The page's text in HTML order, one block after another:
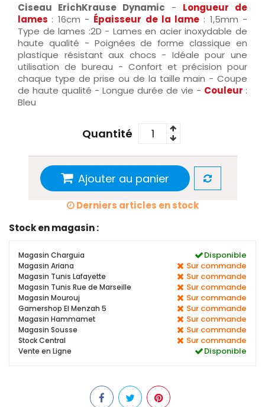
Ciseau ErichKrause Dynamic - Longueur de
lames : 16cm - Épaisseur de la lame : 1,5mm -
Type de lames :2D - Lames en acier inoxydable de
haute qualité - Poignées de forme classique en
plastique résistant aux chocs - Idéale pour une
utilisation de bureau - Confort et précision pour
chaque type de prise ou de la taille main - Coupe
de haute qualité - Longue durée de vie - Couleur :
Bleu
Quantité
Ajouter au panier
Derniers articles en stock
Stock en magasin :
Magasin Charguia Disponible
Magasin Ariana Sur commande
Magasin Tunis Lafayette Sur commande
Magasin Tunis Rue de Marseille Sur commande
Magasin Mourouj Sur commande
Gamershop El Menzah 5 Sur commande
Magasin Hammamet Sur commande
Magasin Sousse Sur commande
Stock Central Sur commande
Vente en Ligne Disponible